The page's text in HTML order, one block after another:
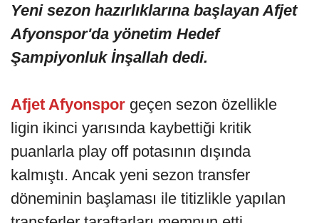
Yeni sezon hazırlıklarına başlayan Afjet
Afyonspor'da yönetim Hedef
Şampiyonluk İnşallah dedi.
Afjet Afyonspor geçen sezon özellikle
ligin ikinci yarısında kaybettiği kritik
puanlarla play off potasının dışında
kalmıştı. Ancak yeni sezon transfer
döneminin başlaması ile titizlikle yapılan